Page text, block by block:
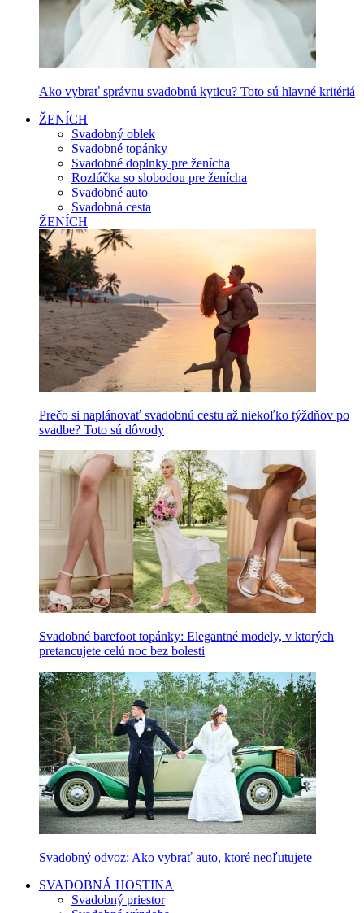
Ako vybrať správnu svadobnú kyticu? Toto sú hlavné kritériá
ŽENÍCH
Svadobný oblek
Svadobné topánky
Svadobné doplnky pre ženícha
Rozlúčka so slobodou pre ženícha
Svadobné auto
Svadobná cesta
ŽENÍCH
Prečo si naplánovať svadobnú cestu až niekoľko týždňov po
svadbe? Toto sú dôvody
Svadobné barefoot topánky: Elegantné modely, v ktorých
pretancujete celú noc bez bolesti
Svadobný odvoz: Ako vybrať auto, ktoré neoľutujete
SVADOBNÁ HOSTINA
Svadobný priestor